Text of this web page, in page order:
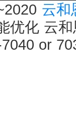
云和
优化 云
or